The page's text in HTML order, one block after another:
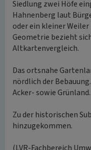
Siedlung zwei Höfe
Hahnenberg laut
oder ein kleiner
Geometrie bezieht
Altkartenvergleich.
Das ortsnahe
nördlich der
Acker- sowie Grünland.
Zu der historischen
hinzugekommen.